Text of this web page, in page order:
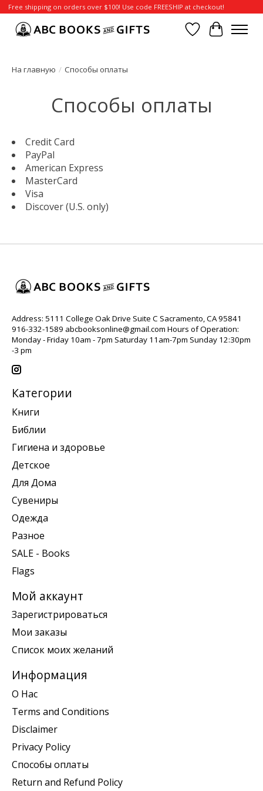
Free shipping on orders over $100! Use code FREESHIP at checkout!
Отложенные
Корзина
На главную / Способы оплаты
Способы оплаты
Credit Card
PayPal
American Express
MasterCard
Visa
Discover (U.S. only)
Address: 5111 College Oak Drive Suite C Sacramento, CA 95841
916-332-1589 abcbooksonline@gmail.com Hours of Operation:
Monday - Friday 10am - 7pm Saturday 11am-7pm Sunday 12:30pm
-3 pm
Категории
Книги
Библии
Гигиена и здоровье
Детское
Для Дома
Сувениры
Одежда
Разное
SALE - Books
Flags
Мой аккаунт
Зарегистрироваться
Мои заказы
Список моих желаний
Информация
О Нас
Terms and Conditions
Disclaimer
Privacy Policy
Способы оплаты
Return and Refund Policy